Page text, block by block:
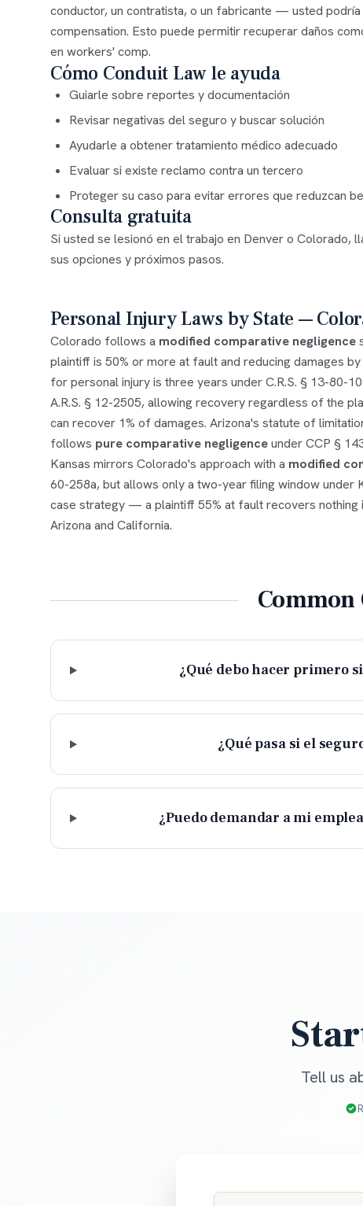
conductor, un contratista, o un fabricante — usted
compensation. Esto puede permitir recuperar daños
en workers' comp.
Cómo Conduit Law le ayuda
Guiarle sobre reportes y documentación
Revisar negativas del seguro y buscar solución
Ayudarle a obtener tratamiento médico adecuado
Evaluar si existe reclamo contra un tercero
Proteger su caso para evitar errores que reduzcan
Consulta gratuita
Si usted se lesionó en el trabajo en Denver o Colorado,
sus opciones y próximos pasos.
Personal Injury Laws by State —
Colorado follows a modified comparative negligence
plaintiff is 50% or more at fault and reducing damages
for personal injury is three years under C.R.S. § 13-80-
A.R.S. § 12-2505, allowing recovery regardless of the
can recover 1% of damages. Arizona's statute of
follows pure comparative negligenceunder CCP §
Kansas mirrors Colorado's approach with a modified
60-258a, but allows only a two-year filing window under
case strategy — a plaintiff 55% at fault recovers nothing
Arizona and California.
Common
¿Qué debo hacer primero
¿Qué pasa si el
¿Puedo demandar a mi
Tell us